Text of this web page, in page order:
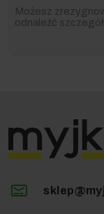
Możesz
odnaleźć